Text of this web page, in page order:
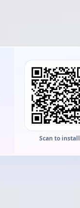
Scan to install